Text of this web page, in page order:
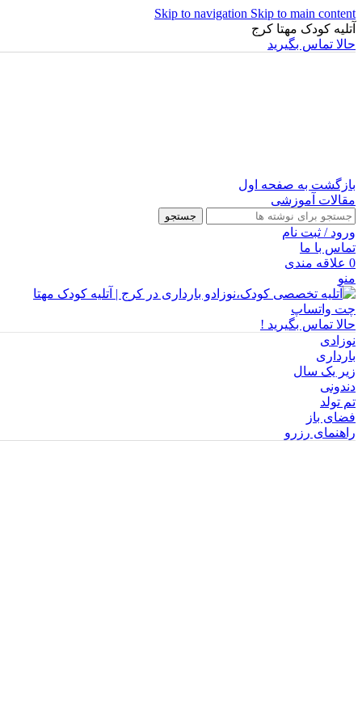
Skip to navigation Skip to main content
آتلیه کودک مهتا کرج
حالا تماس بگیرید
بازگشت به صفحه اول
مقالات آموزشی
جستجو
ورود / ثبت نام
تماس با ما
0 علاقه مندی
منو
چت واتساپ
حالا تماس بگیرید !
نوزادی
بارداری
زیر یک سال
دندونی
تم تولد
فضای باز
راهنمای رزرو